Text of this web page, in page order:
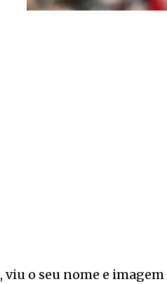
, viu o seu nome e imagem